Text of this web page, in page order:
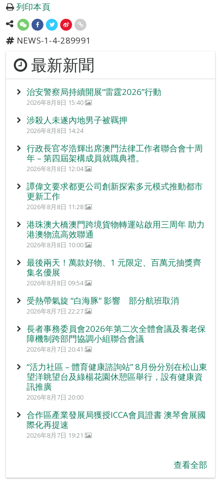
列印本頁
NEWS-1-4-289991
最新新聞
治安警察局持續開展“雷霆2026”行動
2026年8月8日 15:40
涉殺人未遂內地男子被羈押
2026年8月8日 14:24
行政長官岑浩輝出席澳門法律工作者聯合會十周
年 – 第四屆架構成員就職典禮。
2026年8月8日 12:04
譚偉文要求都更公司創新探索多元模式推動都市
更新工作
2026年8月8日 11:28
港珠澳大橋澳門跨境貨物轉運站啟用三周年 助力
港澳物流高效聯通
2026年8月8日 10:00
最後兩天！萬款好物、1 元限定、百萬元抽獎齊
集名優展
2026年8月8日 09:54
受熱帶氣旋 “白海豚” 影響 部分航班取消
2026年8月7日 22:27
長者事務委員會2026年第二次全體會議及養老保
障機制跨部門協調小組聯合會議
2026年8月7日 20:41
“活力社區 – 體育健康諮詢站” 8月份分別在松山東
望洋眺望台及綠楊花園休憩區舉行，設有健康資
訊推廣
2026年8月7日 20:00
合作區產業發展局獲授ICCA會員證書 澳琴會展國
際化再提速
2026年8月7日 19:21
查看全部